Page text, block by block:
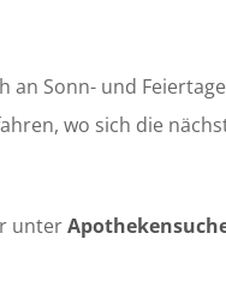
Sonn- und
wo sich die
unter